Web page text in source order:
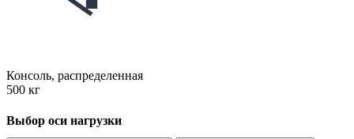
Консоль, распределенная
500 кг
Выбор оси нагрузки